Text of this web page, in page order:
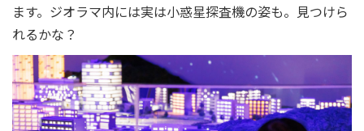
ます。ジオラマ内には実は小惑星探査機の姿も。見つけら
れるかな？